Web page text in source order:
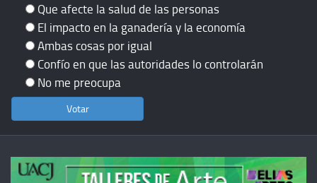
Que afecte la salud de las personas
El impacto en la ganadería y la economía
Ambas cosas por igual
Confío en que las autoridades lo controlarán
No me preocupa